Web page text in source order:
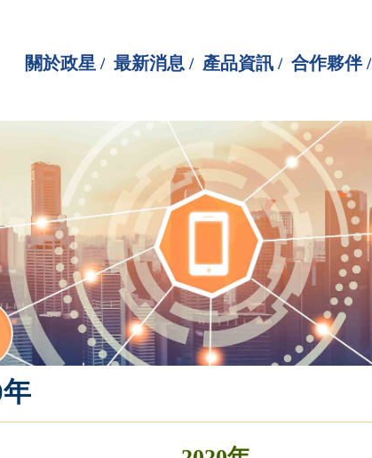
關於政星 / 最新消息 / 產品資訊 / 合作夥伴 /